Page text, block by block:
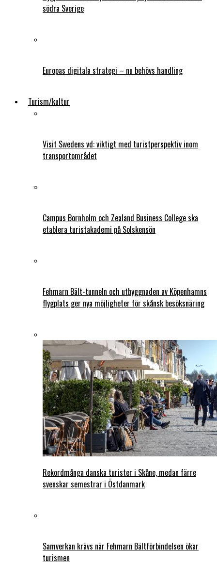
södra Sverige
Europas digitala strategi – nu behövs handling
Turism/kultur
Visit Swedens vd: viktigt med turistperspektiv inom
transportområdet
Campus Bornholm och Zealand Business College ska
etablera turistakademi på Solskensön
Fehmarn Bält-tunneln och utbyggnaden av Köpenhamns
flygplats ger nya möjligheter för skånsk besöksnäring
Rekordmånga danska turister i Skåne, medan färre
svenskar semestrar i Östdanmark
Samverkan krävs när Fehmarn Bältförbindelsen ökar
turismen